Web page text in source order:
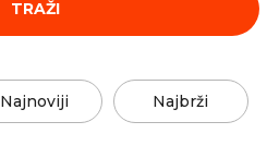
TRAŽI
Najnoviji Najbrži